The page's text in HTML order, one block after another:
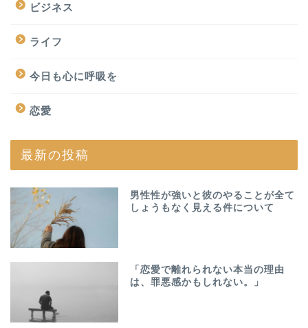
ビジネス
ライフ
今日も心に呼吸を
恋愛
最新の投稿
男性性が強いと彼のやることが全て
しょうもなく見える件について
「恋愛で離れられない本当の理由
は、罪悪感かもしれない。」